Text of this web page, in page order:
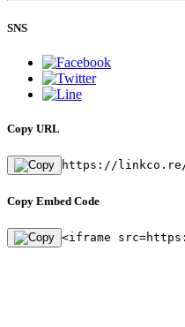
SNS
Copy URL
https://linkco.re/
Copy Embed Code
<iframe